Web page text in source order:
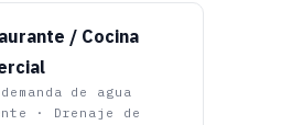
/ Cocina
de agua
· Drenaje de